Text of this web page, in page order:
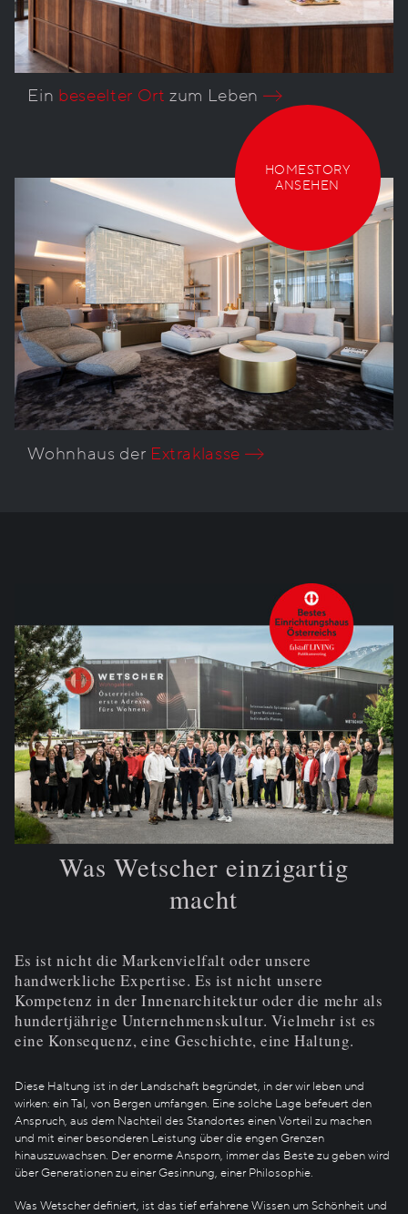
Ein beseelter Ort zum Leben
HOMESTORY
ANSEHEN
Wohnhaus der Extraklasse
Was Wetscher einzigartig
macht
Es ist nicht die Markenvielfalt oder unsere
handwerkliche Expertise. Es ist nicht unsere
Kompetenz in der Innenarchitektur oder die mehr als
hundertjährige Unternehmenskultur. Vielmehr ist es
eine Konsequenz, eine Geschichte, eine Haltung.
Diese Haltung ist in der Landschaft begründet, in der wir leben und
wirken: ein Tal, von Bergen umfangen. Eine solche Lage befeuert den
Anspruch, aus dem Nachteil des Standortes einen Vorteil zu machen
und mit einer besonderen Leistung über die engen Grenzen
hinauszuwachsen. Der enorme Ansporn, immer das Beste zu geben wird
über Generationen zu einer Gesinnung, einer Philosophie.
Was Wetscher definiert, ist das tief erfahrene Wissen um Schönheit und